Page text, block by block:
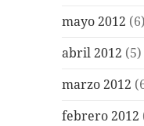
mayo 2012 (6)
abril 2012 (5)
marzo 2012
febrero 2012